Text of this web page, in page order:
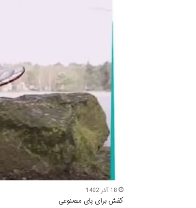
18 آذر 1402
کفش برای پای مصنوعی